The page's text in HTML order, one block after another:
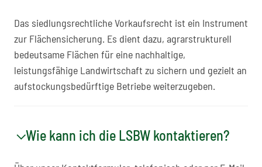
Das siedlungsrechtliche Vorkaufsrecht ist ein Instrument
zur Flächensicherung. Es dient dazu, agrarstrukturell
bedeutsame Flächen für eine nachhaltige,
leistungsfähige Landwirtschaft zu sichern und gezielt an
aufstockungsbedürftige Betriebe weiterzugeben.
Wie kann ich die LSBW kontaktieren?